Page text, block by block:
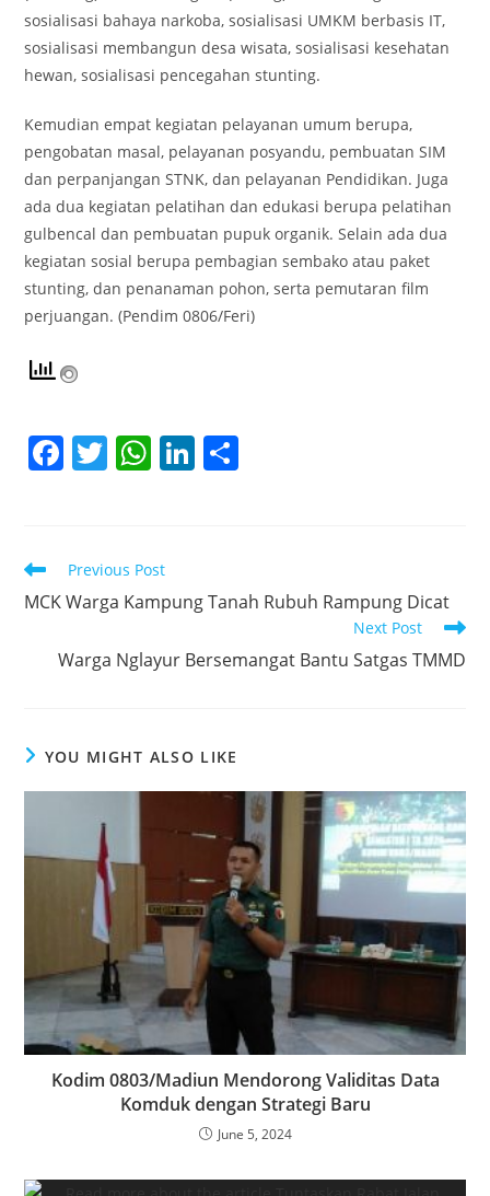
sosialisasi bahaya narkoba, sosialisasi UMKM berbasis IT,
sosialisasi membangun desa wisata, sosialisasi kesehatan
hewan, sosialisasi pencegahan stunting.
Kemudian empat kegiatan pelayanan umum berupa,
pengobatan masal, pelayanan posyandu, pembuatan SIM
dan perpanjangan STNK, dan pelayanan Pendidikan. Juga
ada dua kegiatan pelatihan dan edukasi berupa pelatihan
gulbencal dan pembuatan pupuk organik. Selain ada dua
kegiatan sosial berupa pembagian sembako atau paket
stunting, dan penanaman pohon, serta pemutaran film
perjuangan. (Pendim 0806/Feri)
F
e
b
o
T
er
W
s
A
p
p
Li
dI
n
Read
articles
Previous Post
MCK Warga Kampung Tanah Rubuh Rampung Dicat
Next Post
Warga Nglayur Bersemangat Bantu Satgas TMMD
YOU MIGHT ALSO LIKE
Kodim 0803/Madiun Mendorong Validitas Data
Komduk dengan Strategi Baru
June 5, 2024